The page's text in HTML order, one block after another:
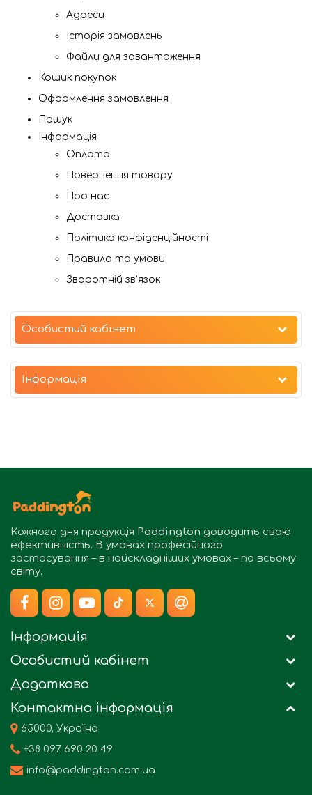
Адреси
Історія замовлень
Файли для завантаження
Кошик покупок
Оформлення замовлення
Пошук
Інформація
Оплата
Повернення товару
Про нас
Доставка
Політика конфіденційності
Правила та умови
Зворотній зв’язок
Особистий кабінет
Інформація
Кожного дня продукція Paddington доводить свою
ефективність. В умовах професійного
застосування – в найскладніших умовах – по всьому
світу.
Інформація
Особистий кабінет
Додатково
Контактна інформація
65000, Україна
+38 097 690 20 49
info@paddington.com.ua